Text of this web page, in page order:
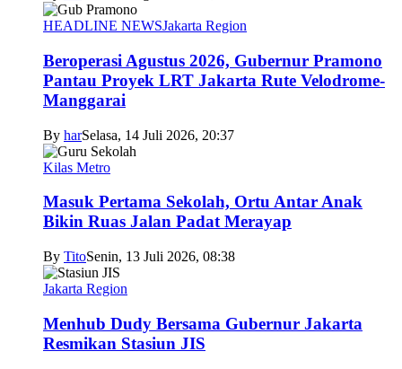
HEADLINE NEWSJakarta Region
Beroperasi Agustus 2026, Gubernur Pramono
Pantau Proyek LRT Jakarta Rute Velodrome-
Manggarai
By harSelasa, 14 Juli 2026, 20:37
Kilas Metro
Masuk Pertama Sekolah, Ortu Antar Anak
Bikin Ruas Jalan Padat Merayap
By TitoSenin, 13 Juli 2026, 08:38
Jakarta Region
Menhub Dudy Bersama Gubernur Jakarta
Resmikan Stasiun JIS